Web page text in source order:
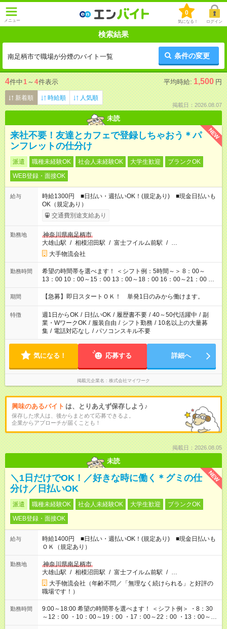
メニュー
0
気になる！ ログイン
検索結果
南足柄市で職場が分煙のバイト一覧 条件の変更
4件中1 ～ 4件表示 平均時給: 1,500 円
新着順 時給順 人気順
掲載日：2026.08.07
未読
NEW
来社不要！友達とカフェで登録しちゃおう＊パ
ンフレットの仕分け
派遣 職種未経験OK 社会人未経験OK 大学生歓迎
ブランクOK
WEB登録・面接OK
給与
時給1300円 ■日払い・週払いOK！(規定あり) ■現金日払いも
OK（規定あり）
交通費別途支給あり
勤務地
神奈川県南足柄市
大雄山駅 / 相模沼田駅 / 富士フイルム前駅 / …
大手物流会社
勤務時間
希望の時間帯を選べます！ ＜シフト例：5時間～＞ 8：00～
13：00 10：00～15：00 13：00～18：00 16：00～21：00 ＜
シフト例：8時間～＞ ・10：00～19：00 ・13：00～22：00 ・
22：00～翌6：00 など！是非ご希望をお聞かせください！
期間 【急募】即日スタートＯＫ！ 単発1日のみから働けます。
特徴 週1日からOK / 日払いOK / 履歴書不要 / 40～50代活躍中 / 副
業・WワークOK / 服装自由 / シフト勤務 / 10名以上の大量募
集 / 電話対応なし / パソコンスキル不要
気になる！ 応募する 詳細へ
掲載元企業名 株式会社マイワーク
興味のあるバイト は、とりあえず保存しよう♪
保存した求人は、後からまとめて応募できるよ。
企業からアプローチが届くことも！
掲載日：2026.08.05
未読
NEW
＼1日だけでOK！／好きな時に働く＊グミの仕
分け／日払いOK
派遣 職種未経験OK 社会人未経験OK 大学生歓迎
ブランクOK
WEB登録・面接OK
給与
時給1400円 ■日払い・週払いOK！(規定あり) ■現金日払いも
ＯＫ（規定あり）
勤務地
神奈川県南足柄市
大雄山駅 / 相模沼田駅 / 富士フイルム前駅 / …
大手物流会社（年齢不問／「無理なく続けられる」と好評の
職場です！）
勤務時間
9:00～18:00 希望の時間帯を選べます！ ＜シフト例＞ ・8：30
～12：00 ・10：00～19：00 ・17：00～22：00 ・13：00～
22：00 ・22：00～翌6：00 など